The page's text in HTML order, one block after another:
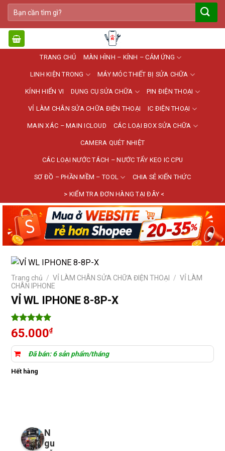
Bỏ
qua
nội
dung
Tìm
kiếm:
TRANG CHỦ MÀN HÌNH – KÍNH – CẢM ỨNG
LINH KIỆN TRONG MÁY MÓC THIẾT BỊ SỬA CHỮA
KÍNH HIỂN VI DỤNG CỤ SỬA CHỮA PIN ĐIỆN THOẠI
VỈ LÀM CHÂN SỬA CHỮA ĐIỆN THOẠI IC ĐIỆN THOẠI
MAIN XÁC – MAIN ICLOUD CÁC LOẠI BOX SỬA CHỮA
CAMERA QUÉT NHIỆT
CÁC LOẠI NƯỚC TÁCH – NƯỚC TẨY KEO IC CPU
SƠ ĐỒ – PHẦN MỀM – TOOL CHIA SẺ KIẾN THỨC
> KIỂM TRA ĐƠN HÀNG TẠI ĐÂY <
Trang chủ / VỈ LÀM CHÂN SỬA CHỮA ĐIỆN THOẠI / VỈ LÀM
CHÂN IPHONE
VỈ WL IPHONE 8-8P-X
5trên 5
dựa trên
4
đánh giá
65.000₫
Đã bán: 6 sản phẩm/tháng
Hết hàng
N
gu